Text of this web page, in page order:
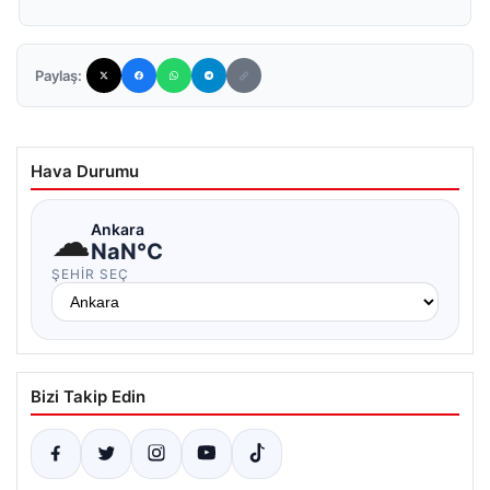
Paylaş:
Hava Durumu
☁Ankara
NaN°C
ŞEHIR SEÇ
Bizi Takip Edin